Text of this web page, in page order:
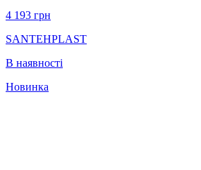
4 193 грн
SANTEHPLAST
В наявності
Новинка